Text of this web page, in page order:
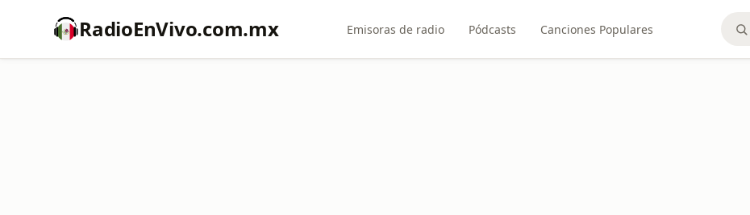
RadioEnVivo.com.mx Emisoras de radio Pódcasts Canciones Populares